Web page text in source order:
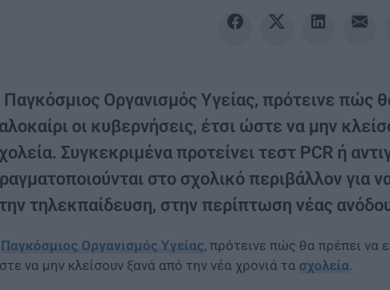
Οργανισμός Υγείας, πρότεινε πώς
οι κυβερνήσεις, έτσι ώστε να μην
Συγκεκριμένα προτείνει τεστ PCR ή
στο σχολικό περιβάλλον για
τηλεκπαίδευση, στην περίπτωση νέας
Παγκόσμιος Οργανισμός Υγείας, πρότεινε πώς θα πρέπει να
να μην κλείσουν ξανά από την νέα χρονιά τα σχολεία.